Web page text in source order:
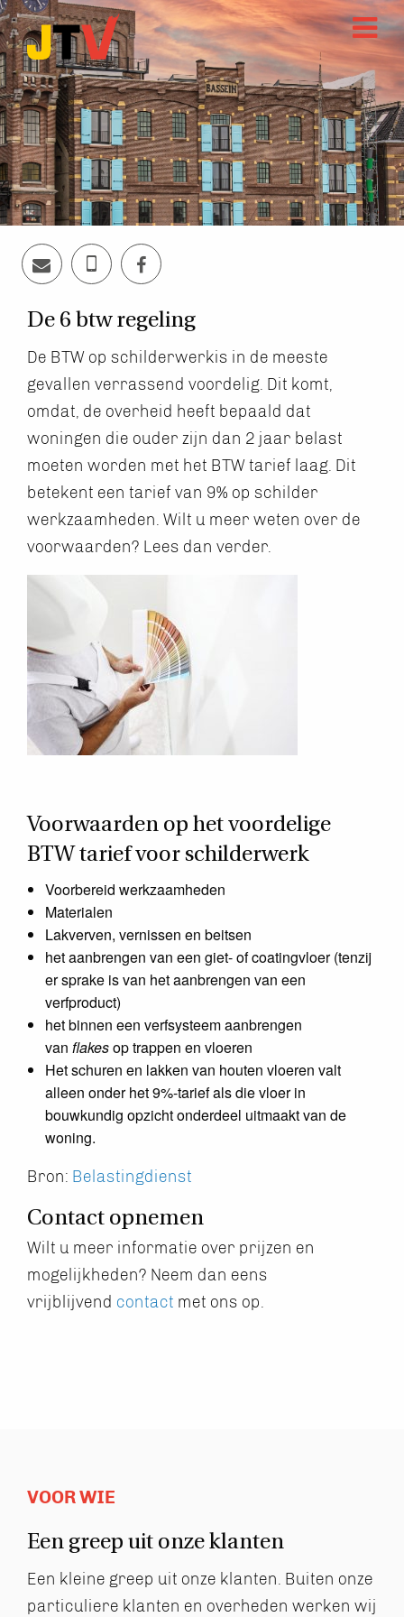
De 6 btw regeling
De BTW op schilderwerkis in de meeste
gevallen verrassend voordelig. Dit komt,
omdat, de overheid heeft bepaald dat
woningen die ouder zijn dan 2 jaar belast
moeten worden met het BTW tarief laag. Dit
betekent een tarief van 9% op schilder
werkzaamheden. Wilt u meer weten over de
voorwaarden? Lees dan verder.
Voorwaarden op het voordelige
BTW tarief voor schilderwerk
Voorbereid werkzaamheden
Materialen
Lakverven, vernissen en beitsen
het aanbrengen van een giet- of coatingvloer (tenzij
er sprake is van het aanbrengen van een
verfproduct)
het binnen een verfsysteem aanbrengen
van flakesop trappen en vloeren
Het schuren en lakken van houten vloeren valt
alleen onder het 9%-tarief als die vloer in
bouwkundig opzicht onderdeel uitmaakt van de
woning.
Bron: Belastingdienst
Contact opnemen
Wilt u meer informatie over prijzen en
mogelijkheden? Neem dan eens
vrijblijvend contact met ons op.
VOOR WIE
Een greep uit onze klanten
Een kleine greep uit onze klanten. Buiten onze
particuliere klanten en overheden werken wij